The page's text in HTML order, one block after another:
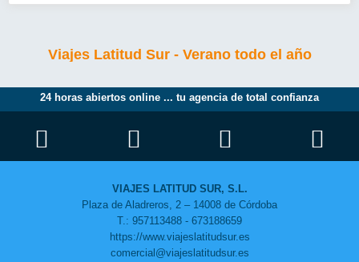
Viajes Latitud Sur - Verano todo el año
24 horas abiertos online ... tu agencia de total confianza
VIAJES LATITUD SUR, S.L.
Plaza de Aladreros, 2 – 14008 de Córdoba
T.: 957113488 - 673188659
https://www.viajeslatitudsur.es
comercial@viajeslatitudsur.es